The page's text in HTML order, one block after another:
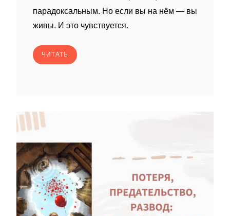
парадоксальным. Но если вы на нём — вы
живы. И это чувствуется.
ЧИТАТЬ